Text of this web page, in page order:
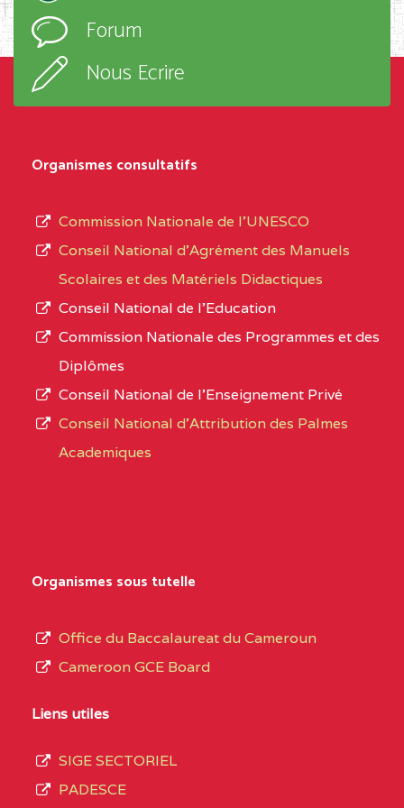
D'ENSEIGNEMENT
PROFESSIONNEL
(CEGEP) STE FOI BP
:4740 YAOUNDE
CENTRE
COLLEGE PANAFRICAIN
DE L'EXCELLENCE BP
CENTRE
COLLEGE PRIVE
CENTRE
COLLEGE PRIVE LAIC
SAINT MICHEL
CENTRE
d’enseignement,
type
L’offre
d’éducation
de
du
de
septembre
Forum
Nous Ecrire
Organismes consultatifs
Commission Nationale de l’UNESCO
Conseil National d’Agrément des Manuels
Scolaires et des Matériels Didactiques
Conseil National de l’Education
Commission Nationale des Programmes et des
Diplômes
Conseil National de l’Enseignement Privé
Conseil National d'Attribution des Palmes
Academiques
Organismes sous tutelle
Office du Baccalaureat du Cameroun
Cameroon GCE Board
Liens utiles
SIGE SECTORIEL
PADESCE